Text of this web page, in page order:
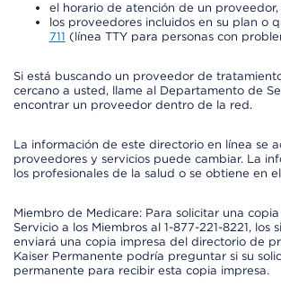
el horario de atención de un
los proveedores incluidos en su plan o
711 (línea TTY para personas con
Si está buscando un proveedor de
cercano a usted, llame al Departamento de
encontrar un proveedor dentro de la red.
La información de este directorio en línea se
proveedores y servicios puede cambiar. La
los profesionales de la salud o se obtiene en
Miembro de Medicare: Para solicitar una
Servicio a los Miembros al 1-877-221-8221,
enviará una copia impresa del directorio de
Kaiser Permanente podría preguntar si su
permanente para recibir esta copia impresa.